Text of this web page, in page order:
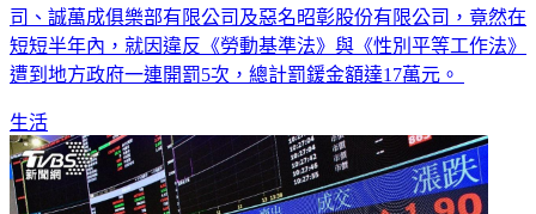
查詢系統的最新公告紀錄，館長名下的鐵木真健身館有限公
司、誠萬成俱樂部有限公司及惡名昭彰股份有限公司，竟然在
短短半年內，就因違反《勞動基準法》與《性別平等工作法》
生活